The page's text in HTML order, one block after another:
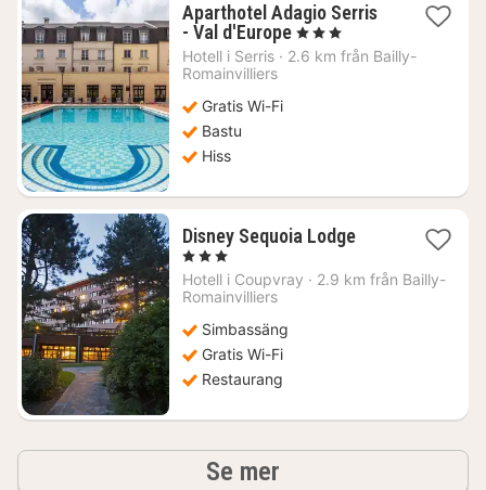
Aparthotel Adagio Serris
- Val d'Europe1
natt
, 3 Stjärnor
Hotell i Serris · 2.6 km från Bailly-
Romainvilliers
Gratis Wi-Fi
Bastu
Hiss
Disney Sequoia Lodge1
från
, 3 Stjärnor
Hotell i Coupvray · 2.9 km från Bailly-
Romainvilliers
Simbassäng
Gratis Wi-Fi
Restaurang
Se mer